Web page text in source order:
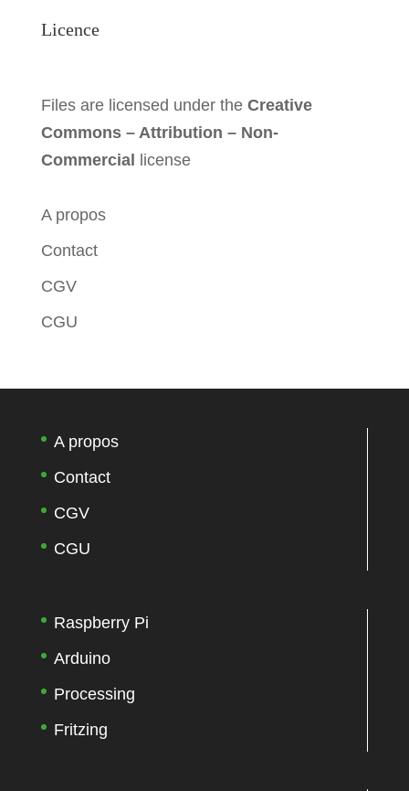
Licence
Files are licensed under the Creative
Commons – Attribution – Non-
Commercial
license
A propos
Contact
CGV
CGU
A propos
Contact
CGV
CGU
Raspberry Pi
Arduino
Processing
Fritzing